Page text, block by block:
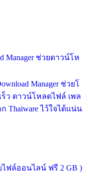
Manager ช่วยดาวน์โห
Manager ช่วยโ
ว ดาวน์โหลดไฟล์ เพล
Thaiware ไว้ใจได้แน่น
ไฟล์ออนไลน์ ฟรี 2 GB )